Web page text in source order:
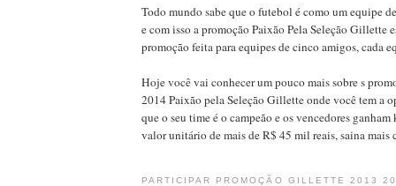
Todo mundo sabe que o futebol é como um equipe
e com isso a promoção Paixão Pela Seleção Gillette
promoção feita para equipes de cinco amigos, cada
Hoje você vai conhecer um pouco mais sobre s
2014 Paixão pela Seleção Gillette onde você tem a
que o seu time é o campeão e os vencedores
valor unitário de mais de R$ 45 mil reais, saina mais
PARTICIPAR PROMOÇÃO GILLETTE 2013